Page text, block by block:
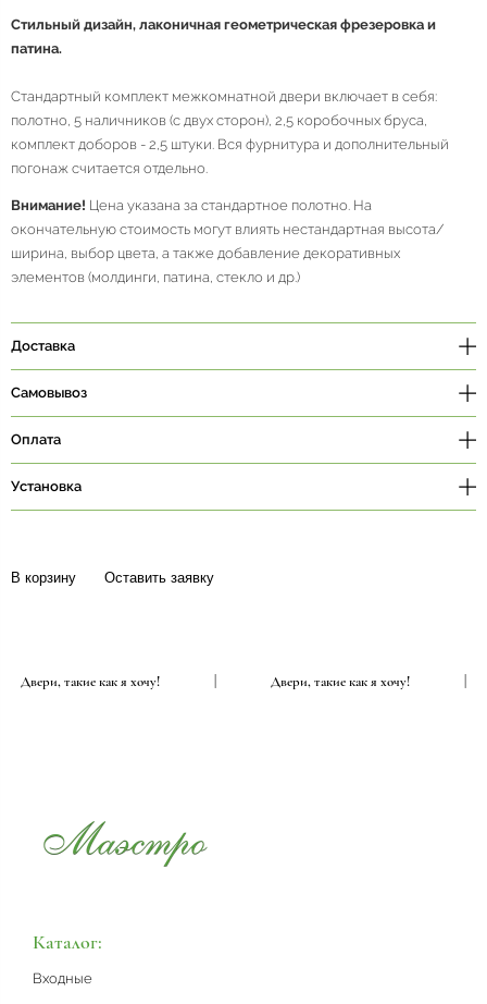
Стильный дизайн, лаконичная геометрическая фрезеровка и
патина.
Стандартный комплект межкомнатной двери включает в себя:
полотно, 5 наличников (с двух сторон), 2,5 коробочных бруса,
комплект доборов - 2,5 штуки. Вся фурнитура и дополнительный
погонаж считается отдельно.
Внимание! Цена указана за стандартное полотно. На
окончательную стоимость могут влиять нестандартная высота/
ширина, выбор цвета, а также добавление декоративных
элементов (молдинги, патина, стекло и др.)
Доставка
Самовывоз
Оплата
Установка
В корзину Оставить заявку
Двери, такие как я хочу! Двери, такие как я хочу!
Каталог:
Входные